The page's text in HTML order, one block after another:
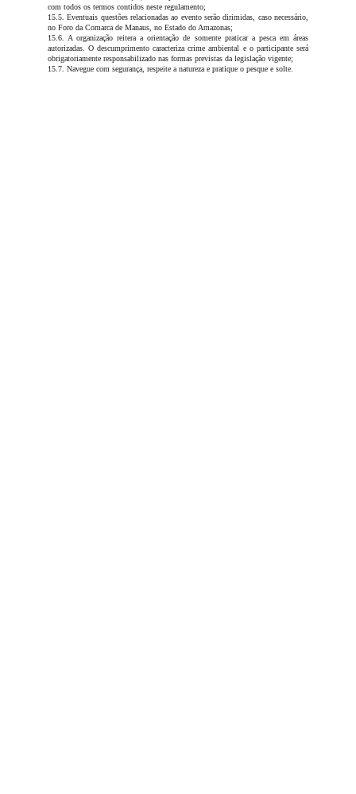
com todos os termos contidos neste regulamento;
15.5. Eventuais questões relacionadas ao evento serão dirimidas, caso necessário,
no Foro da Comarca de Manaus, no Estado do Amazonas;
15.6. A organização reitera a orientação de somente praticar a pesca em áreas
autorizadas. O descumprimento caracteriza crime ambiental e o participante será
obrigatoriamente responsabilizado nas formas previstas da legislação vigente;
15.7. Navegue com segurança, respeite a natureza e pratique o pesque e solte.